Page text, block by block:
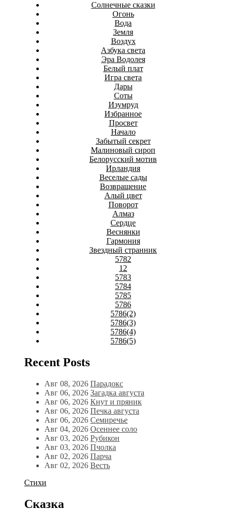
Солнечные сказки
Огонь
Вода
Земля
Воздух
Азбука света
Эра Водолея
Белый плат
Игра света
Дары
Соты
Изумруд
Избранное
Просвет
Начало
Забытый секрет
Малиновый сироп
Белорусский мотив
Ирландия
Веселые сады
Возвращение
Алый цвет
Поворот
Алмаз
Сердце
Веснянки
Гармония
Звездный странник
5782
12
5783
5784
5785
5786
5786(2)
5786(3)
5786(4)
5786(5)
Recent Posts
Авг 08, 2026 Парадокс
Авг 06, 2026 Загадка августа
Авг 06, 2026 Кнут и пряник
Авг 06, 2026 Печка августа
Авг 06, 2026 Семиречье
Авг 04, 2026 Осеннее соло
Авг 03, 2026 Рубикон
Авг 03, 2026 Пчолка
Авг 02, 2026 Парча
Авг 02, 2026 Весть
Стихи
Сказка